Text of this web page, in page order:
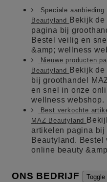
Speciale
Beautyland
Bekijk
pagina bij
Bestel veilig en
&amp; wellness
Nieuwe producten
Beautyland
Bekijk
bij groothandel
en snel in onze
wellness webshop.
Best verkochte
MAZ Beautyland
artikelen pagina bij
Beautyland.
online beauty
ONS BEDRIJF